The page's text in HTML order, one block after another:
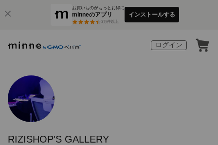
お買いものがもっとお得に
minneのアプリ
3万件以上
インストールする
ログイン
RIZISHOP'S GALLERY